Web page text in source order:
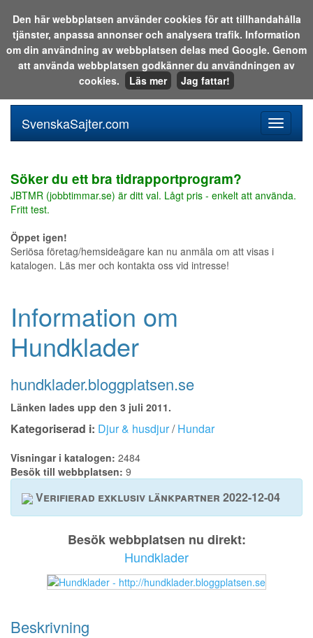
Sök i katalogen eller på webben:
meny
SvenskaSajter.com
Söker du ett bra tidrapportprogram?
JBTMR (jobbtimmar.se) är ditt val. Lågt pris - enkelt att använda.
Fritt test.
Öppet igen!
Seriösa företag/hemsideägare kan nu anmäla om att visas i
katalogen. Läs mer och kontakta oss vid intresse!
Information om
Hundklader
hundklader.bloggplatsen.se
Länken lades upp den 3 juli 2011.
Kategoriserad i: Djur & husdjur/Hundar
Visningar i katalogen: 2484
Besök till webbplatsen: 9
Verifierad exklusiv länkpartner 2022-12-04
Besök webbplatsen nu direkt:
Hundklader
Beskrivning
Den här webbplatsen använder cookies för att tillhandahålla
tjänster, anpassa annonser och analysera trafik. Information
om din användning av webbplatsen delas med Google. Genom
att använda webbplatsen godkänner du användningen av
cookies.
Läs mer Jag fattar!